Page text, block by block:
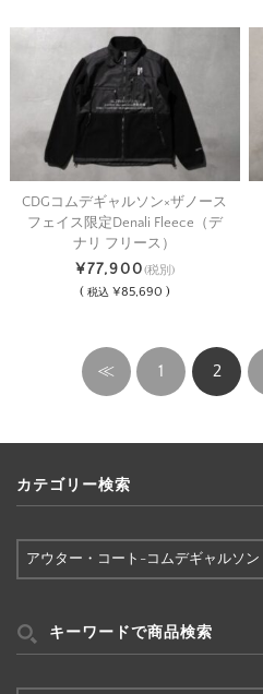
CDGコムデギャルソン×ザノース
フェイス限定Denali Fleece（デ
ナリ フリース）
¥77,900(税別)
( 税込 ¥85,690 )
≪ 1 2
カテゴリー検索
テ
ー
検
キーワードで商品検索